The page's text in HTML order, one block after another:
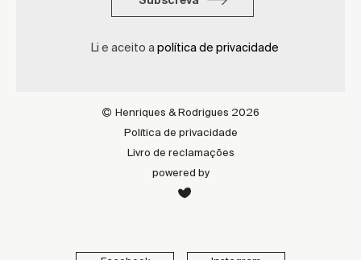
Li e aceito a política de privacidade
Henriques & Rodrigues 2026
Política de privacidade
Livro de reclamações
powered by